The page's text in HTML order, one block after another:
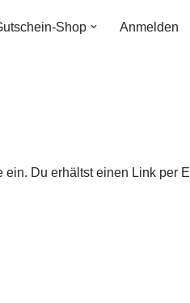
Shop Anmelden
Du erhältst einen Link per